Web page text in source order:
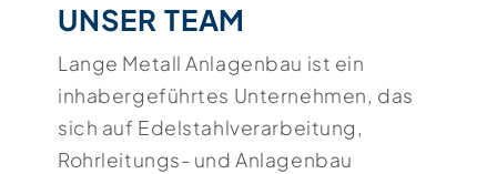
UNSER TEAM
Lange Metall Anlagenbau ist ein
inhabergeführtes Unternehmen, das
sich auf Edelstahlverarbeitung,
Rohrleitungs- und Anlagenbau